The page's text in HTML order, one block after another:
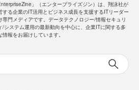
」（エンタープライズジン）は、翔泳社が
する企業のIT活用とビジネス成長を支援するITリーダー
専門メディアです。データテクノロジー/情報セキュリ
/システム運用の最新動向を中心に、企業ITに関する多
情報をお届けしています。